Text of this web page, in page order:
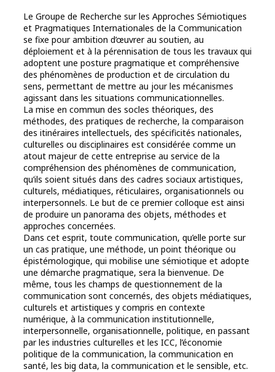
Le Groupe de Recherche sur les Approches Sémiotiques
et Pragmatiques Internationales de la Communication
se fixe pour ambition d’œuvrer au soutien, au
déploiement et à la pérennisation de tous les travaux qui
adoptent une posture pragmatique et compréhensive
des phénomènes de production et de circulation du
sens, permettant de mettre au jour les mécanismes
agissant dans les situations communicationnelles.
La mise en commun des socles théoriques, des
méthodes, des pratiques de recherche, la comparaison
des itinéraires intellectuels, des spécificités nationales,
culturelles ou disciplinaires est considérée comme un
atout majeur de cette entreprise au service de la
compréhension des phénomènes de communication,
qu’ils soient situés dans des cadres sociaux artistiques,
culturels, médiatiques, réticulaires, organisationnels ou
interpersonnels. Le but de ce premier colloque est ainsi
de produire un panorama des objets, méthodes et
approches concernées.
Dans cet esprit, toute communication, qu’elle porte sur
un cas pratique, une méthode, un point théorique ou
épistémologique, qui mobilise une sémiotique et adopte
une démarche pragmatique, sera la bienvenue. De
même, tous les champs de questionnement de la
communication sont concernés, des objets médiatiques,
culturels et artistiques y compris en contexte
numérique, à la communication institutionnelle,
interpersonnelle, organisationnelle, politique, en passant
par les industries culturelles et les ICC, l’économie
politique de la communication, la communication en
santé, les big data, la communication et le sensible, etc.